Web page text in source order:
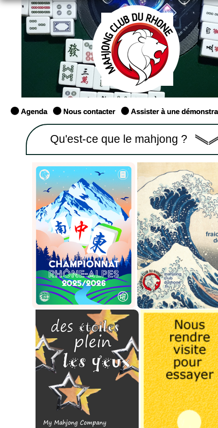
Agenda Nous contacter Assister à une
Qu'est-ce que le mahjong ?